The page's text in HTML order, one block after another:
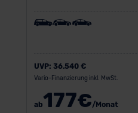
UVP: 36.540 €
Vario-Finanzierung inkl. MwSt.
ab177€/Monat